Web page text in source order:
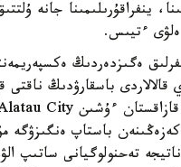
ينفراقۇرىلىمىنا جانە
ءتيىس.
ەگىزدەردىڭ
قالالاردى باسقارۋدىڭ ناقتى
باستاپ ەنگىزۋگە
تەحنولوگيانى ساتىپ